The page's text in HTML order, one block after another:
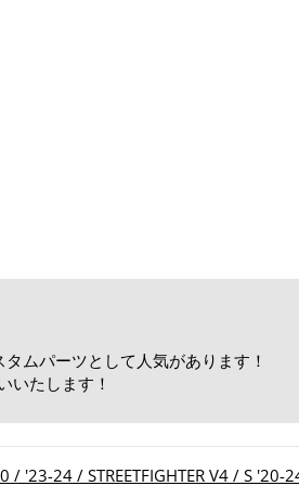
ムパーツとして人気があります！
いたします！
/ '23-24 / STREETFIGHTER V4 / S '20-